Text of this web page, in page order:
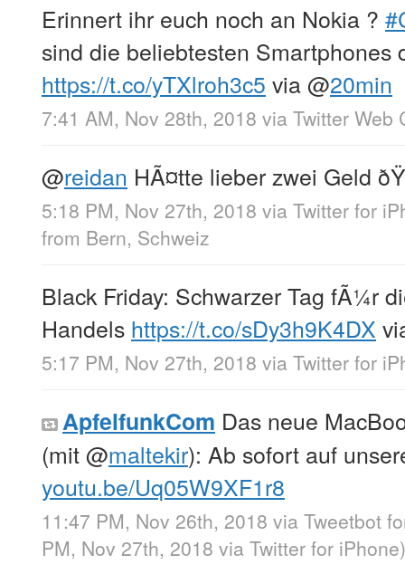
Erinnert ihr euch noch an Nokia ?
sind die beliebtesten Smartphones
https://t.co/yTXlroh3c5 via@20min
7:41 AM, Nov 28th, 2018 via Twitter Web
@reidan HÃ¤tte lieber zwei Geld
5:18 PM, Nov 27th, 2018 via Twitter for
from Bern, Schweiz
Black Friday: Schwarzer Tag fÃ¼r
Handels https://t.co/sDy3h9K4DX
5:17 PM, Nov 27th, 2018 via Twitter for
ApfelfunkCom Das neue
(mit@maltekir): Ab sofort auf
youtu.be/Uq05W9XF1r8
11:47 PM, Nov 26th, 2018 via Tweetbot
PM, Nov 27th, 2018 via Twitter for iPhone)